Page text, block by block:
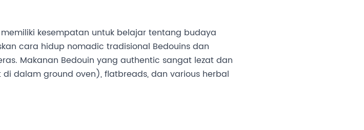
kesempatan untuk belajar tentang budaya
cara hidup nomadic tradisional Bedouins dan
Makanan Bedouin yang authentic sangat lezat dan
dalam ground oven), flatbreads, dan various herbal